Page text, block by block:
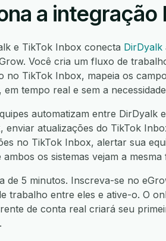
a integração
e TikTok Inbox conecta DirDyalk
Você cria um fluxo de
no TikTok Inbox, mapeia os
tempo real e sem a
automatizam entre
enviar atualizações do TikTok
no TikTok Inbox, alertar sua
os sistemas vejam a
de 5 minutos. Inscreva-se no
trabalho entre eles e ative-o. O
de conta real criará seu